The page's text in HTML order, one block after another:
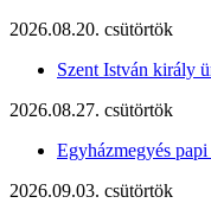
2026.08.20. csütörtök
Szent István király
2026.08.27. csütörtök
Egyházmegyés
2026.09.03. csütörtök